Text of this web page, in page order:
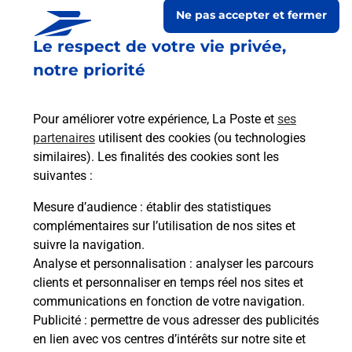
Le respect de votre vie privée,
notre priorité
Pour améliorer votre expérience, La Poste et ses
partenaires utilisent des cookies (ou technologies
similaires). Les finalités des cookies sont les
suivantes :
Mesure d’audience : établir des statistiques
complémentaires sur l’utilisation de nos sites et
suivre la navigation.
Analyse et personnalisation : analyser les parcours
clients et personnaliser en temps réel nos sites et
communications en fonction de votre navigation.
Publicité : permettre de vous adresser des publicités
en lien avec vos centres d’intérêts sur notre site et
Ne pas accepter et fermer
Prochaine collecte du courrierlundià 07h30
10 Rue De La Pierre Levee
28120 Mereglise
Itinéraire
Le lien s'ouvre dans un nouvel onglet